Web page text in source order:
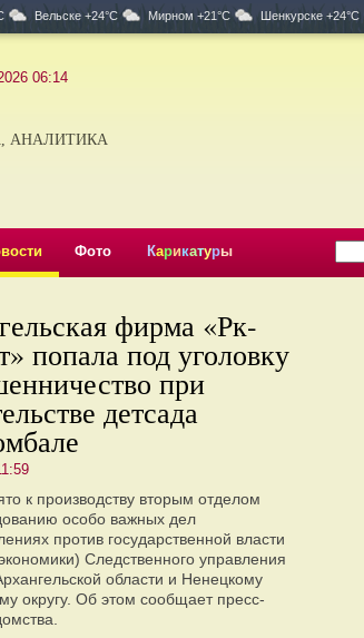
Вельске +24°C Мирном +21°C Шенкурске +24°C
06:14
АНАЛИТИКА
Фото Карикатуры
фирма «Рк-
попала под уголовку
при
детсада
к производству вторым отделом
особо важных дел
против государственной власти
Следственного управления
области и Ненецкому
округу. Об этом сообщает пресс-